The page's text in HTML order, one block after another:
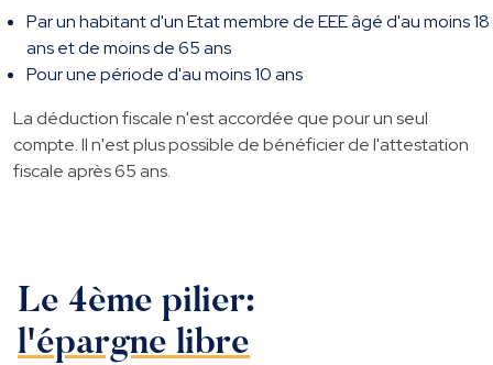
Par un habitant d'un Etat membre de EEE âgé d'au moins 18
ans et de moins de 65 ans
Pour une période d'au moins 10 ans
La déduction fiscale n'est accordée que pour un seul
compte. Il n'est plus possible de bénéficier de l'attestation
fiscale après 65 ans.
Le 4ème pilier:
l'épargne libre